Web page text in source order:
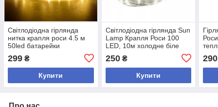
Світлодіодна гірлянда
нитка крапля роси 4.5 м
50led батарейки
299 ₴
Купити
Світлодіодна гірлянда Sun
Lamp Крапля Роси 100
LED, 10м холодне біле
250₴
Купити
290